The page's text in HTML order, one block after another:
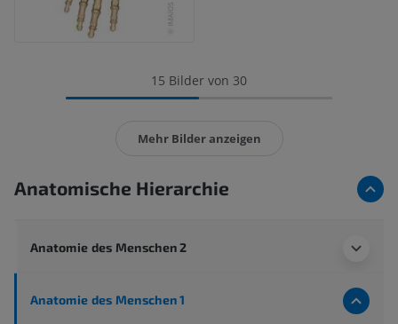
15 Bilder von 30
Mehr Bilder anzeigen
Anatomische Hierarchie
Anatomie des Menschen 2
Anatomie des Menschen 1